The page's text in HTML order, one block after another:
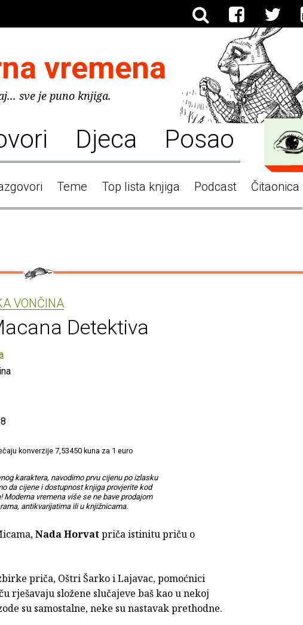
vremena
sve je puno knjiga.
Djeca Posao
Teme Top lista knjiga Podcast Čitaonica
VONČINA
Detektiva
konverzije 7,53450 kuna za 1 euro
karaktera, navodimo prvu cijenu po izlasku
da cijene i dostupnost knjiga provjerite kod
Moderna vremena više se ne bave prodajom
antikvarijatima ili u knjižnicama.
Nada Horvatpriča istinitu priču o
priča, Oštri Šarko i Lajavac, pomoćnici
rješavaju složene slučajeve baš kao u nekoj
su samostalne, neke su nastavak prethodne.